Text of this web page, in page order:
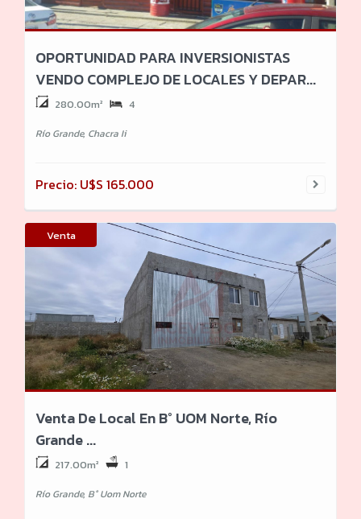
OPORTUNIDAD PARA INVERSIONISTAS
VENDO COMPLEJO DE LOCALES Y DEPAR...
280.00m² 4
Río Grande, Chacra Ii
Precio: U$S 165.000
Venta
Venta De Local En B° UOM Norte, Río
Grande ...
217.00m² 1
Río Grande, B° Uom Norte